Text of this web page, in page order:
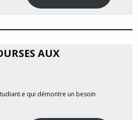
AUX
qui démontre un besoin